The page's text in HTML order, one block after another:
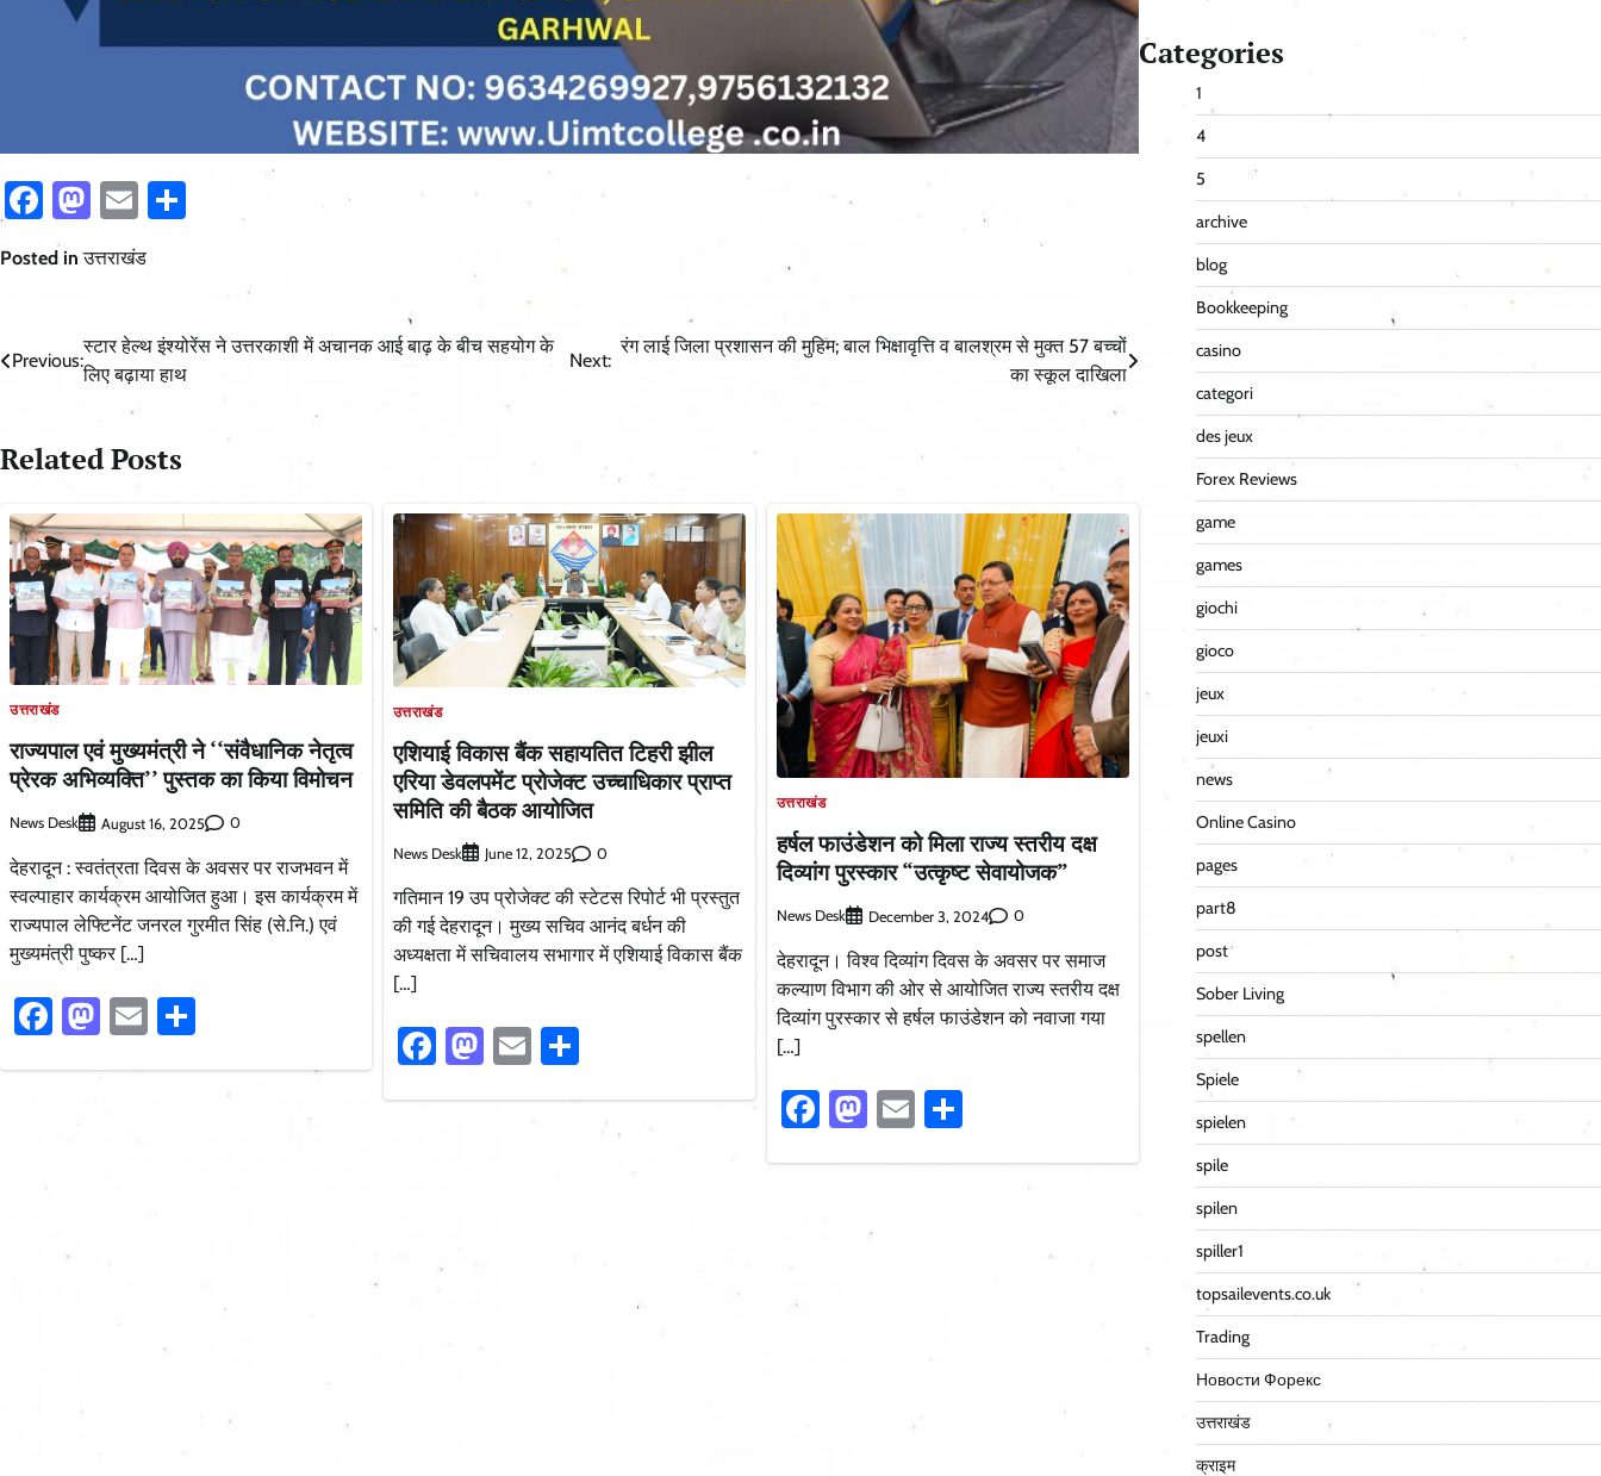
Facebook
Mastodon
Email
Posted inउत्तराखंड
Post
navigation
Previous:
स्टार हेल्थ इंश्योरेंस ने उत्तरकाशी में अचानक आई बाढ़ के बीच सहयोग के
लिए बढ़ाया हाथ
Next:
रंग लाई जिला प्रशासन की मुहिम; बाल भिक्षावृत्ति व बालश्रम से मुक्त 57 बच्चों
का स्कूल दाखिला
Related Posts
उत्तराखंड
राज्यपाल एवं मुख्यमंत्री ने ‘‘संवैधानिक नेतृत्व
प्रेरक अभिव्यक्ति’’ पुस्तक का किया विमोचन
News Desk August 16, 2025 0
देहरादून : स्वतंत्रता दिवस के अवसर पर राजभवन में
स्वल्पाहार कार्यक्रम आयोजित हुआ। इस कार्यक्रम में
राज्यपाल लेफ्टिनेंट जनरल गुरमीत सिंह (से.नि.) एवं
मुख्यमंत्री पुष्कर […]
Facebook
Mastodon
Email
उत्तराखंड
एशियाई विकास बैंक सहायतित टिहरी झील
एरिया डेवलपमेंट प्रोजेक्ट उच्चाधिकार प्राप्त
समिति की बैठक आयोजित
News Desk June 12, 2025 0
गतिमान 19 उप प्रोजेक्ट की स्टेटस रिपोर्ट भी प्रस्तुत
की गई देहरादून। मुख्य सचिव आनंद बर्धन की
अध्यक्षता में सचिवालय सभागार में एशियाई विकास बैंक
[…]
Facebook
Mastodon
EmailShare
उत्तराखंड
हर्षल फाउंडेशन को मिला राज्य स्तरीय दक्ष
दिव्यांग पुरस्कार “उत्कृष्ट सेवायोजक”
News Desk December 3, 2024 0
देहरादून। विश्व दिव्यांग दिवस के अवसर पर समाज
कल्याण विभाग की ओर से आयोजित राज्य स्तरीय दक्ष
दिव्यांग पुरस्कार से हर्षल फाउंडेशन को नवाजा गया
[…]
Facebook
Mastodon
EmailShare
Categories
1
4
5
archive
blog
Bookkeeping
casino
categori
des jeux
Forex Reviews
game
games
giochi
gioco
jeux
jeuxi
news
Online Casino
pages
part8
post
Sober Living
spellen
Spiele
spielen
spile
spilen
spiller1
topsailevents.co.uk
Trading
Новости Форекс
उत्तराखंड
क्राइम